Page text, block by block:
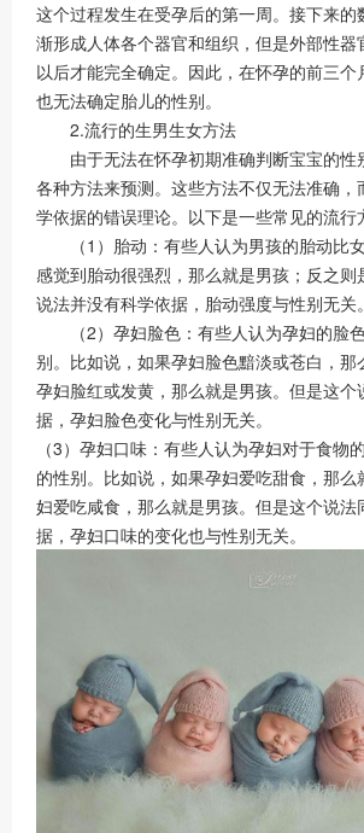
这个过程发生在受孕后的第一周。接下来的
渐形成人体各个器官和组织，但是外部性器
以后才能完全确定。因此，在怀孕的前三个
也无法确定胎儿的性别。
2.流行的生男生女方法
由于无法在怀孕初期准确判断宝宝的性
各种方法来预测。这些方法不仅无法准确，
学依据的错误理论。以下是一些常见的流行
（1）胎动：有些人认为男孩的胎动比
感觉到胎动很强烈，那么就是男孩；反之则
说法并没有科学依据，胎动强度与性别无关。
（2）孕妇脸色：有些人认为孕妇的脸
别。比如说，如果孕妇脸色黯淡或苍白，那
孕妇脸红或发黄，那么就是男孩。但是这个
据，孕妇脸色变化与性别无关。
（3）孕妇口味：有些人认为孕妇对于食物
的性别。比如说，如果孕妇爱吃甜食，那
妇爱吃咸食，那么就是男孩。但是这个说法
据，孕妇口味的变化也与性别无关。